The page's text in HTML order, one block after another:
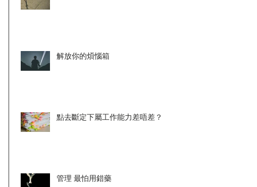
解放你的煩惱箱
點去斷定下屬工作能力差唔差？
管理 最怕用錯藥